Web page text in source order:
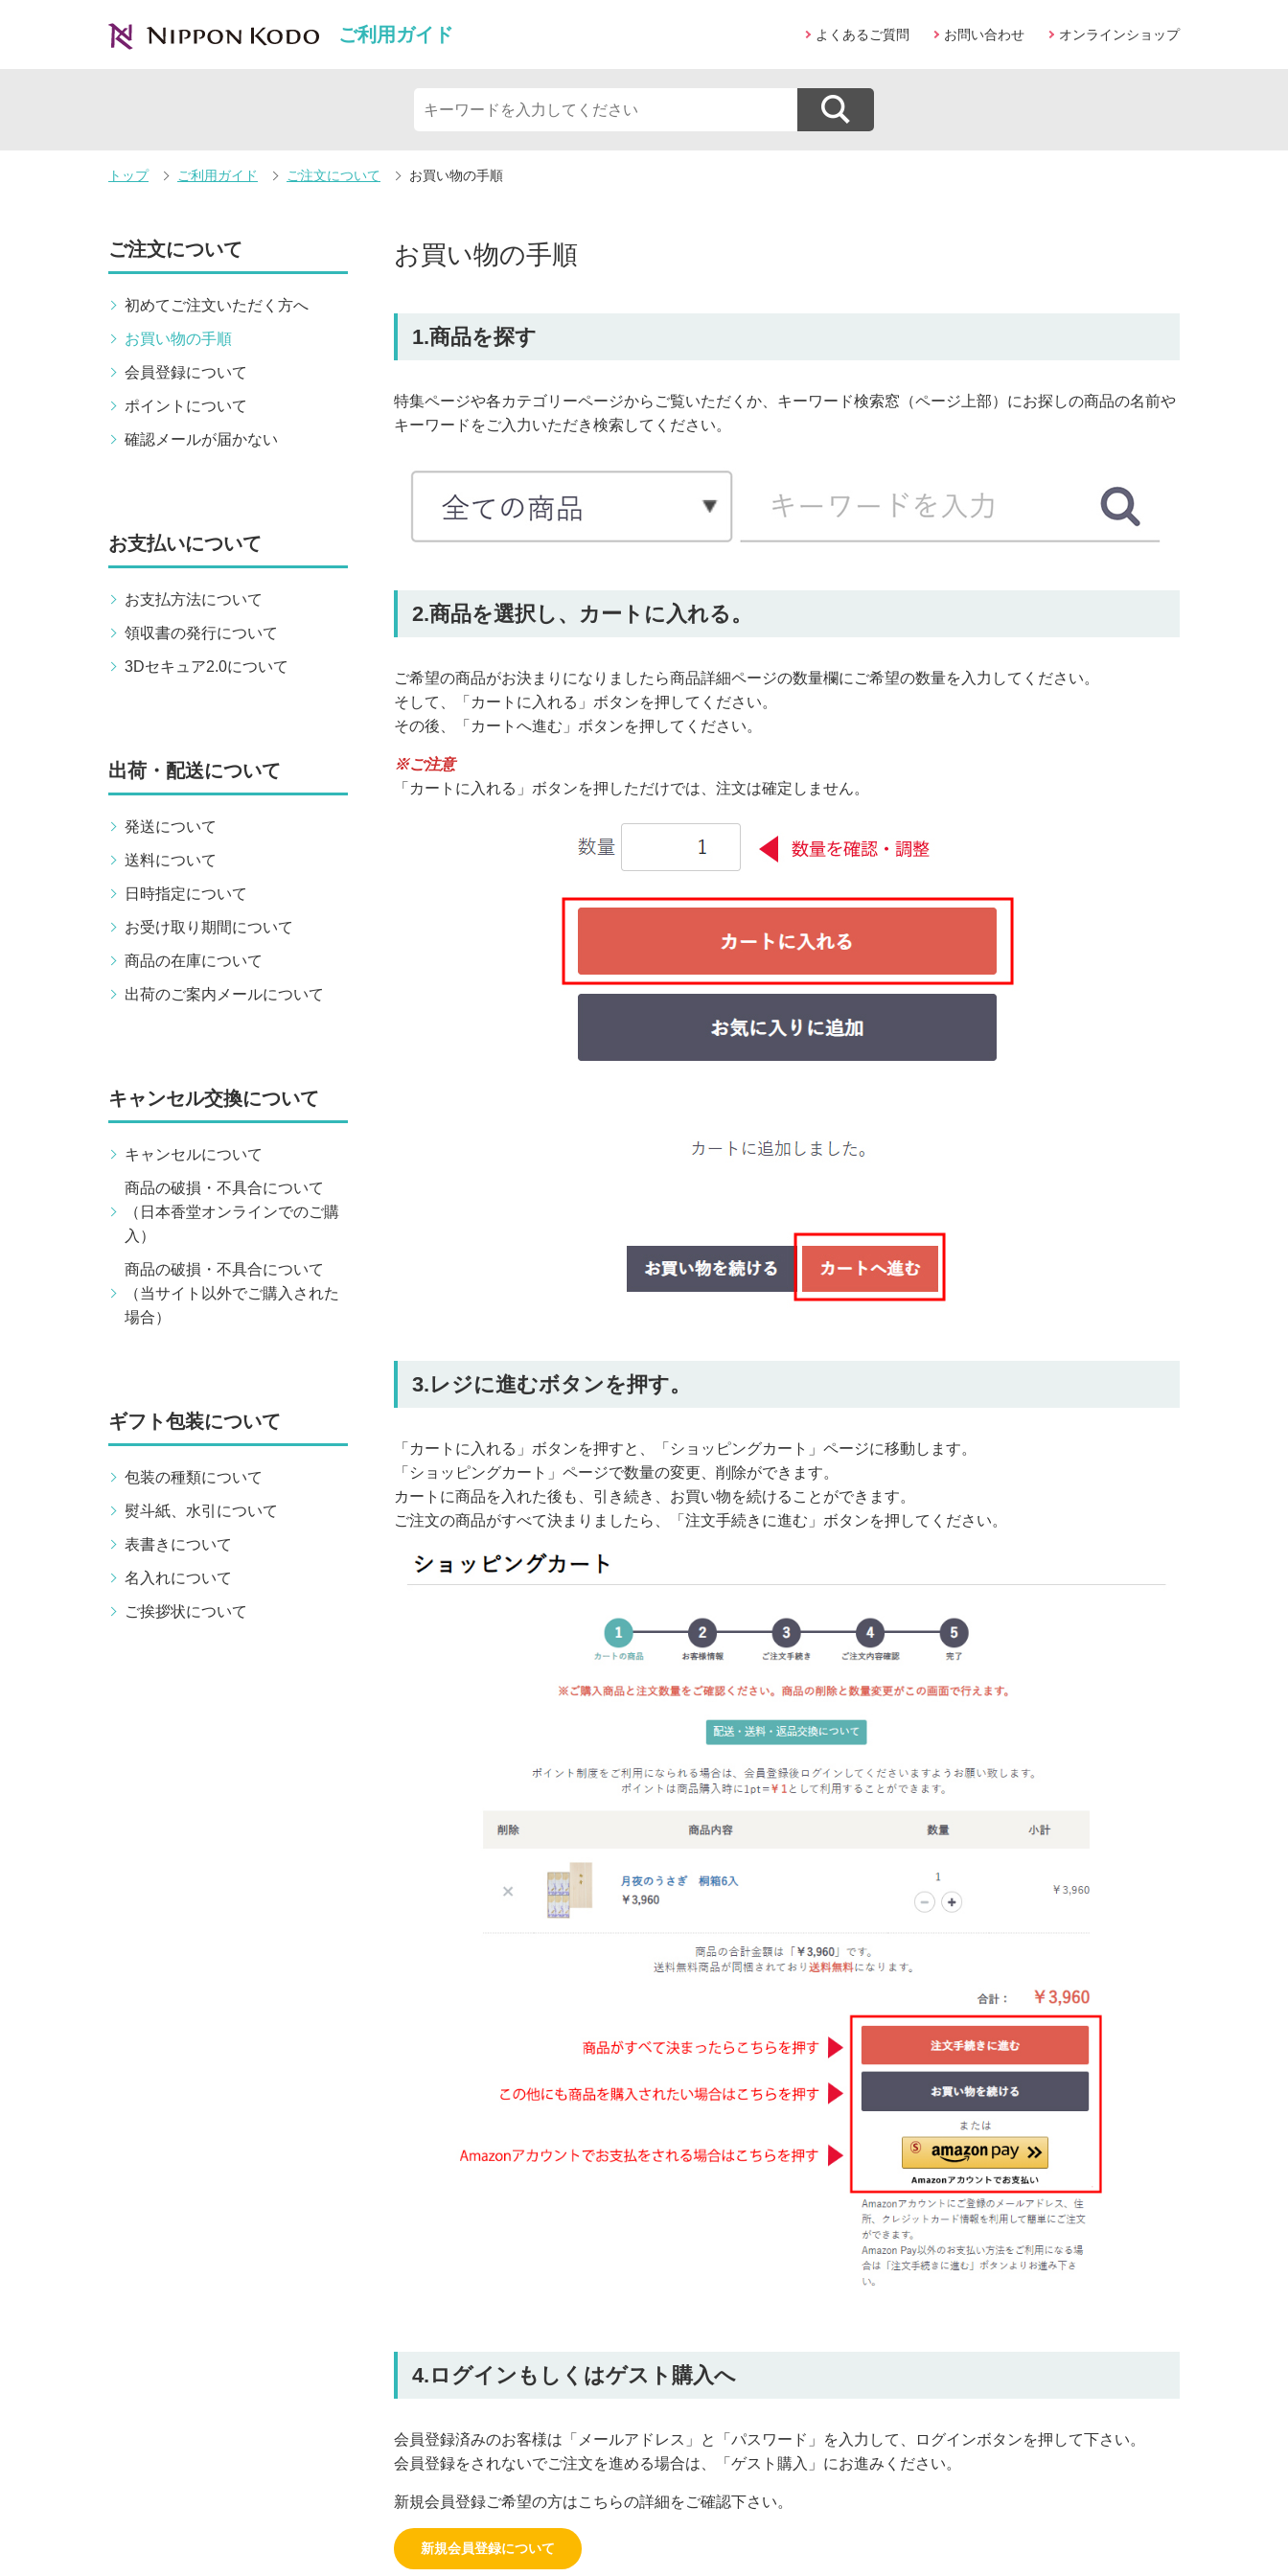
ご利用ガイド よくあるご質問 お問い合わせ オンラインショップ
トップ ご利用ガイド ご注文について お買い物の手順
ご注文について
初めてご注文いただく方へ
お買い物の手順
会員登録について
ポイントについて
確認メールが届かない
お支払いについて
お支払方法について
領収書の発行について
3Dセキュア2.0について
出荷・配送について
発送について
送料について
日時指定について
お受け取り期間について
商品の在庫について
出荷のご案内メールについて
キャンセル交換について
キャンセルについて
商品の破損・不具合について
（日本香堂オンラインでのご購
入）
商品の破損・不具合について
（当サイト以外でご購入された
場合）
ギフト包装について
包装の種類について
熨斗紙、水引について
表書きについて
名入れについて
ご挨拶状について
お買い物の手順
1.商品を探す
特集ページや各カテゴリーページからご覧いただくか、キーワード検索窓（ページ上部）にお探しの商品の名前や
キーワードをご入力いただき検索してください。
2.商品を選択し、カートに入れる。
ご希望の商品がお決まりになりましたら商品詳細ページの数量欄にご希望の数量を入力してください。
そして、「カートに入れる」ボタンを押してください。
その後、「カートへ進む」ボタンを押してください。
※ご注意
「カートに入れる」ボタンを押しただけでは、注文は確定しません。
3.レジに進むボタンを押す。
「カートに入れる」ボタンを押すと、「ショッピングカート」ページに移動します。
「ショッピングカート」ページで数量の変更、削除ができます。
カートに商品を入れた後も、引き続き、お買い物を続けることができます。
ご注文の商品がすべて決まりましたら、「注文手続きに進む」ボタンを押してください。
4.ログインもしくはゲスト購入へ
会員登録済みのお客様は「メールアドレス」と「パスワード」を入力して、ログインボタンを押して下さい。
会員登録をされないでご注文を進める場合は、「ゲスト購入」にお進みください。
新規会員登録ご希望の方はこちらの詳細をご確認下さい。
新規会員登録について